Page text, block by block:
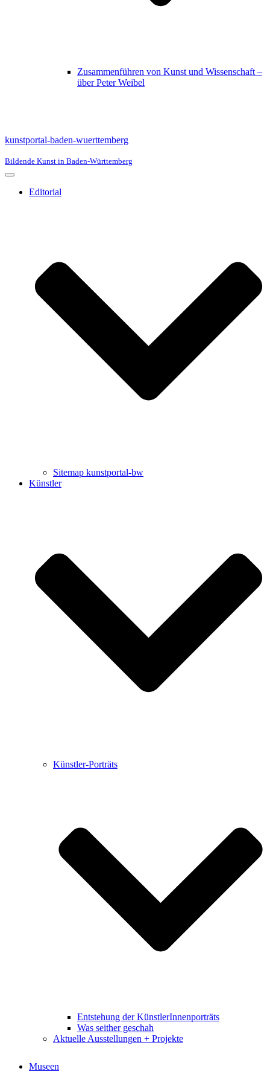
Zusammenführen von Kunst und Wissenschaft –
über Peter Weibel
Uli Rothfuss
Harald Schwiers
Buchbesprechungen von Harald Schwiers
Haralds Streifzüge
Hörtipps von Harald Schwiers
Kunstausflüge mit Sigrid Balke
Marc Peschke – Out of The Länd
Buchtipps von Uli Rothfuss
kunstportal-baden-wuerttemberg
Bildende Kunst in Baden-Württemberg
Navigationsmenü
Editorial
Sitemap kunstportal-bw
Künstler
Künstler-Porträts
Entstehung der KünstlerInnenporträts
Was seither geschah
Aktuelle Ausstellungen + Projekte
Museen